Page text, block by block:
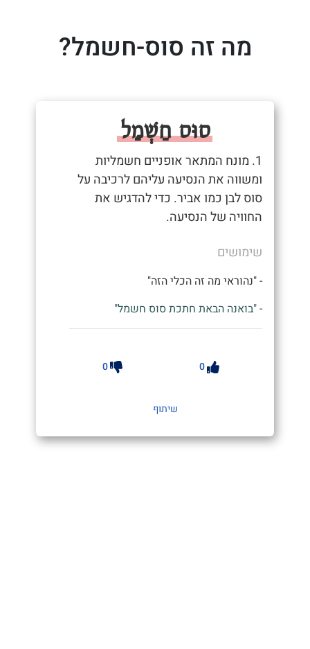
מה זה סוס-חשמל?
סוּס חַשְׁמַל
1. מונח המתאר אופניים חשמליות
ומשווה את הנסיעה עליהם לרכיבה על
סוס לבן כמו אביר. כדי להדגיש את
החוויה של הנסיעה.
שימושים
- "נהוראי מה זה הכלי הזה"
- "בואנה הבאת חתכת סוס חשמל"
0
0
שיתוף